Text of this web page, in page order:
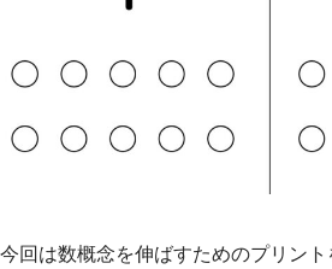
今回は数概念を伸ばすためのプリント